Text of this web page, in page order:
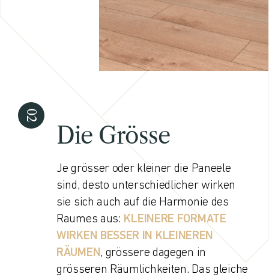
Die Grösse
Je grösser oder kleiner die Paneele
sind, desto unterschiedlicher wirken
sie sich auch auf die Harmonie des
Raumes aus: KLEINERE FORMATE
WIRKEN BESSER IN KLEINEREN
RÄUMEN, grössere dagegen in
grösseren Räumlichkeiten. Das gleiche